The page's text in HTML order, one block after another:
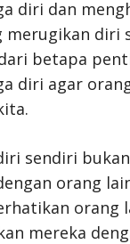
diri dan
merugikan diri
betapa
diri agar
sendiri
orang
orang
mereka